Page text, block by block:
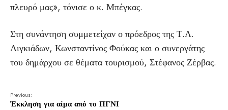
πλευρό μας», τόνισε ο κ. Μπέγκας.
Στη συνάντηση συμμετείχαν ο πρόεδρος της Τ.Λ.
Λιγκιάδων, Κωνσταντίνος Φούκας και ο συνεργάτης
του δημάρχου σε θέματα τουρισμού, Στέφανος Ζέρβας.
Previous:
Έκκληση για αίμα από το ΠΓΝΙ